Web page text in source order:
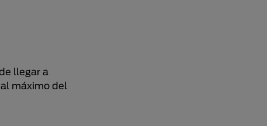
llegar a
máximo del